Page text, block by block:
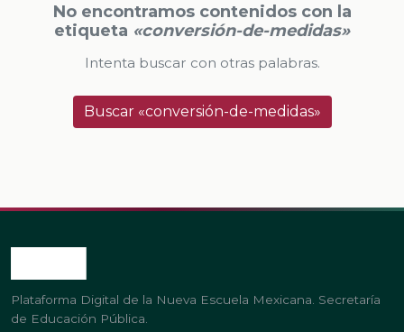
No encontramos contenidos con la
etiqueta «conversión-de-medidas»
Intenta buscar con otras palabras.
Buscar «conversión-de-medidas»
Plataforma Digital de la Nueva Escuela Mexicana. Secretaría
de Educación Pública.